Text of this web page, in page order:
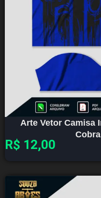
Arte Vetor Camisa
R$ 12,00